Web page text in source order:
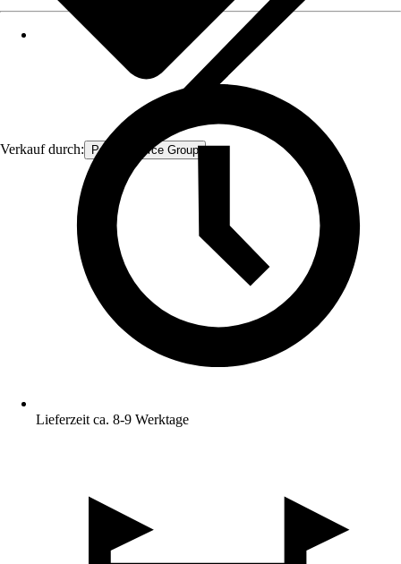
Verkauf durch: Procommerce Group
Lieferzeit ca. 8-9 Werktage